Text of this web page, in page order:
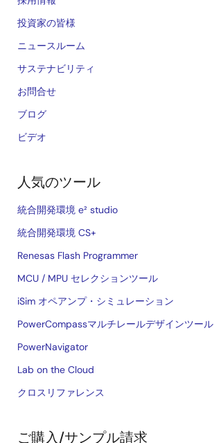
投資家の皆様
ニュースルーム
サステナビリティ
お問合せ
ブログ
ビデオ
人気のツール
統合開発環境 e² studio
統合開発環境 CS+
Renesas Flash Programmer
MCU / MPU セレクションツール
iSim オペアンプ・シミュレーション
PowerCompassマルチレールデザインツール
PowerNavigator
Lab on the Cloud
クロスリファレンス
ご購入/サンプル請求